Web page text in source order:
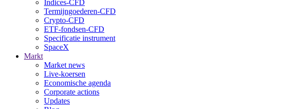
Indices-CFD
Termijngoederen-CFD
Crypto-CFD
ETF-fondsen-CFD
Specificatie instrument
SpaceX
Markt
Market news
Live-koersen
Economische agenda
Corporate actions
Updates